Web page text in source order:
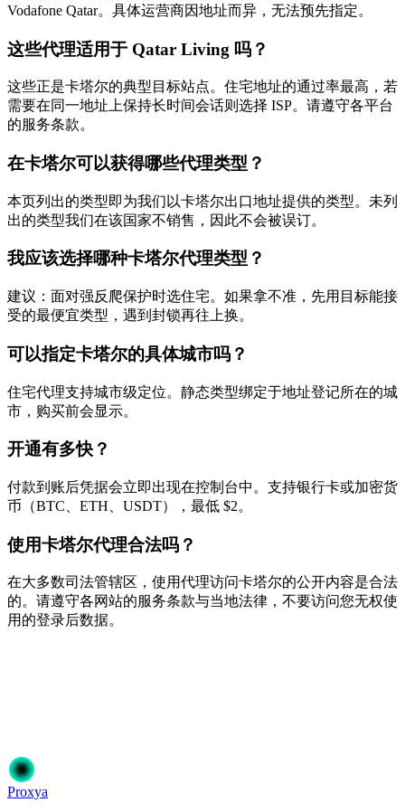
Vodafone Qatar。具体运营商因地址而异，无法预先指定。
这些代理适用于 Qatar Living 吗？
这些正是卡塔尔的典型目标站点。住宅地址的通过率最高，若
需要在同一地址上保持长时间会话则选择 ISP。请遵守各平台
的服务条款。
在卡塔尔可以获得哪些代理类型？
本页列出的类型即为我们以卡塔尔出口地址提供的类型。未列
出的类型我们在该国家不销售，因此不会被误订。
我应该选择哪种卡塔尔代理类型？
建议：面对强反爬保护时选住宅。如果拿不准，先用目标能接
受的最便宜类型，遇到封锁再往上换。
可以指定卡塔尔的具体城市吗？
住宅代理支持城市级定位。静态类型绑定于地址登记所在的城
市，购买前会显示。
开通有多快？
付款到账后凭据会立即出现在控制台中。支持银行卡或加密货
币（BTC、ETH、USDT），最低 $2。
使用卡塔尔代理合法吗？
在大多数司法管辖区，使用代理访问卡塔尔的公开内容是合法
的。请遵守各网站的服务条款与当地法律，不要访问您无权使
用的登录后数据。
开始使用
Proxya